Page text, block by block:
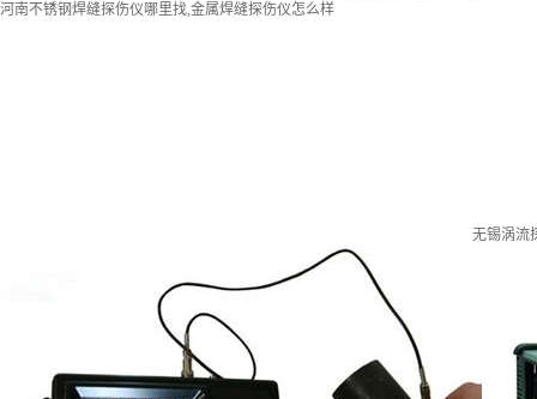
河南不锈钢焊缝探伤仪哪里找,金属焊缝探伤仪怎么样
无锡涡流